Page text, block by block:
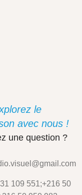
le
avec nous !
une question ?
109 551;+216 50